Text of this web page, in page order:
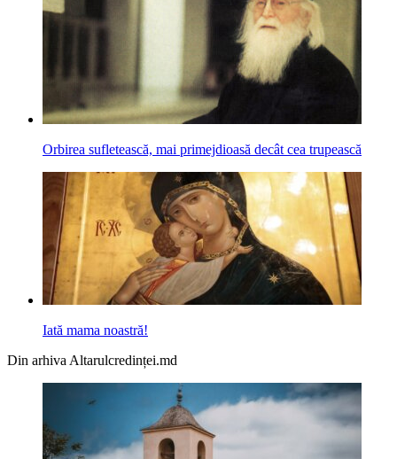
Orbirea sufletească, mai primejdioasă decât cea trupească
Iată mama noastră!
Din arhiva Altarulcredinței.md